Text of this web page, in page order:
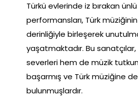
Türkü evlerinde iz bırakan
performansları, Türk
derinliğiyle birleşerek
yaşatmaktadır. Bu
severleri hem de müzik
başarmış ve Türk müziğine
bulunmuşlardır.